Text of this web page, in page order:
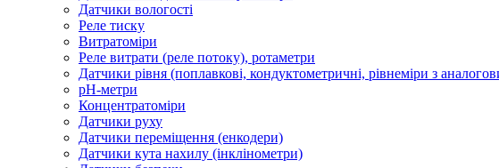
Датчики вологості
Реле тиску
Витратоміри
Реле витрати (реле потоку), ротаметри
Датчики рівня (поплавкові, кондуктометричні, рівнеміри з
рН-метри
Концентратоміри
Датчики руху
Датчики переміщення (енкодери)
Датчики кута нахилу (інклінометри)